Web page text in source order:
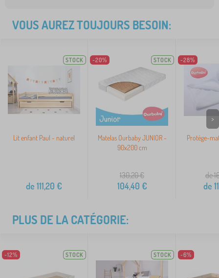
VOUS AUREZ TOUJOURS BESOIN:
STOCK
Lit enfant Paul - naturel
de 111,20 €
-20% STOCK
Matelas Ourbaby JUNIOR -
90x200 cm
130,20€
104,40 €
-28%
Protège-
de
de
>
PLUS DE LA CATÉGORIE:
-12% STOCK STOCK -6%